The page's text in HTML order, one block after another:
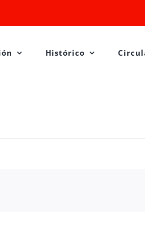
Histórico